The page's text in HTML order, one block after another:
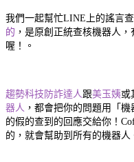
我們一起幫忙LINE上的謠言
的 ，是原創正統查核機器人
喔！。
趨勢科技防詐達人 跟美玉姨或
器人 ，都會把你的問題用「
的假的查到的回應交給你！
的，就會幫助到所有的機器人